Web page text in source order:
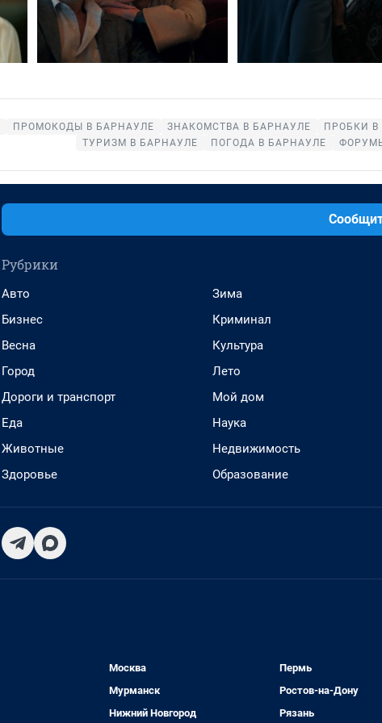
ПРОМОКОДЫ В БАРНАУЛЕ ЗНАКОМСТВА В БАРНАУЛЕ ПРОБКИ В
ТУРИЗМ В БАРНАУЛЕ
ПОГОДА В БАРНАУЛЕ
Рубрики
Авто
Бизнес
Весна
Город
Дороги и транспорт
Еда
Животные
Здоровье
Зима
Криминал
Культура
Лето
Мой дом
Наука
Недвижимость
Образование
Москва
Мурманск
Нижний Новгород
Пермь
Ростов-на-Дону
Рязань